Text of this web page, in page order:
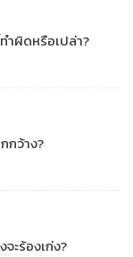
ำผิดหรือเปล่า?
กว้าง?
ะร้องเก่ง?